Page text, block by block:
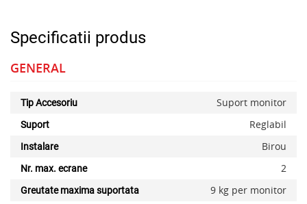
Specificatii produs
GENERAL
Tip Accesoriu Suport monitor
Suport Reglabil
Instalare Birou
Nr. max. ecrane 2
Greutate maxima suportata 9 kg per monitor